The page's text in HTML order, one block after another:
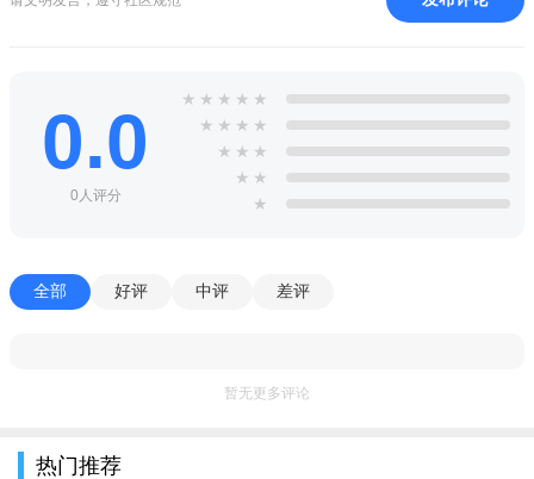
4、优惠活动不定期的举办，在获得期间使用优惠券可以享受
确。
juice app下载2023最新版说明
海量潮牌，精品浏览:潮牌多多，精品多多，汇集全球海量潮
专门社区，潮流交流:舍友专业社区平台为你提供一个潮流交
格鉴定，让您买的安心，买的放心。
0.0
0人评分
★ ★ ★ ★ ★
★ ★ ★ ★
★ ★ ★
★ ★
★
全部 好评 中评 差评
暂无更多评论
热门推荐